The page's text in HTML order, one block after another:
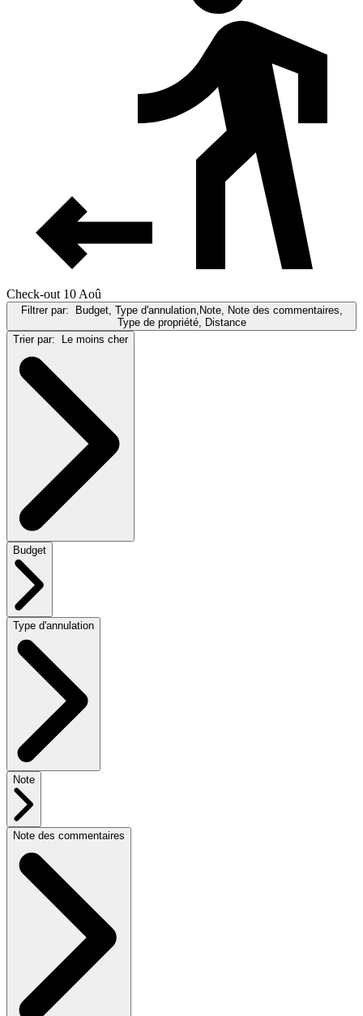
Check-out 10 Aoû
Filtrer par: Budget, Type d'annulation,Note, Note des commentaires,
Type de propriété, Distance
Trier par: Le moins cher
Budget
Type d'annulation
Note
Note des commentaires